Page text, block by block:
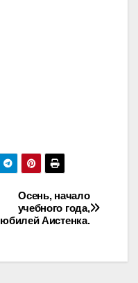
Осень, начало
учебного года,
юбилей Аистенка.